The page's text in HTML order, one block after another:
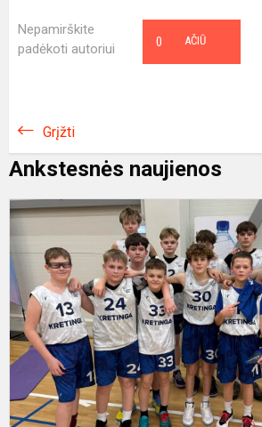
Nepamirškite
padėkoti autoriui
AČIŪ
0
Grįžti
Ankstesnės naujienos